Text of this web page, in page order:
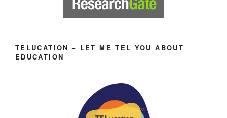
TELUCATION – LET ME TEL YOU ABOUT
EDUCATION